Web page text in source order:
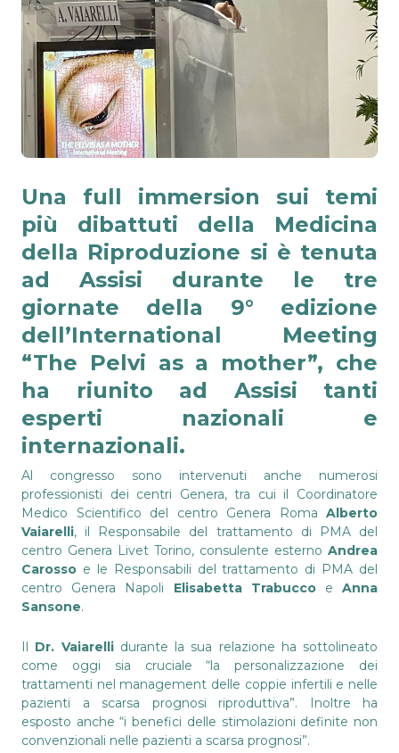
Una full immersion sui temi
più dibattuti della Medicina
della Riproduzione si è tenuta
ad Assisi durante le tre
giornate della 9° edizione
dell’International Meeting
“The Pelvi as a mother”, che
ha riunito ad Assisi tanti
esperti nazionali e
internazionali.
Al congresso sono intervenuti anche numerosi
professionisti dei centri Genera, tra cui il Coordinatore
Medico Scientifico del centro Genera Roma Alberto
Vaiarelli, il Responsabile del trattamento di PMA del
centro Genera Livet Torino, consulente esterno Andrea
Carosso e le Responsabili del trattamento di PMA del
centro Genera Napoli Elisabetta TrabuccoeAnna
Sansone.
Il Dr. Vaiarellidurante la sua relazione ha sottolineato
come oggi sia cruciale “la personalizzazione dei
trattamenti nel management delle coppie infertili e nelle
pazienti a scarsa prognosi riproduttiva”. Inoltre ha
esposto anche “i benefici delle stimolazioni definite non
convenzionali nelle pazienti a scarsa prognosi”.